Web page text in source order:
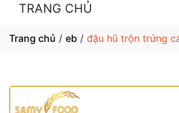
TRANG CHỦ
Trang chủ / eb / đậu hũ trộn trứng